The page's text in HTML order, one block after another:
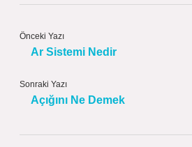
Önceki Yazı
Ar Sistemi Nedir
Sonraki Yazı
Açığını Ne Demek